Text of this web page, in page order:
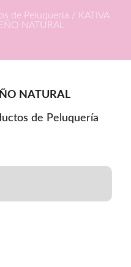
de Peluquería / KATIVA
NATURAL
NATURAL
de Peluquería